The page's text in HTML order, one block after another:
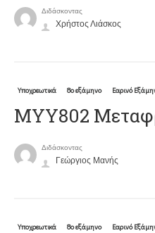
Διδάσκοντας
Χρήστος Λιάσκος
Υποχρεωτικά 8ο εξάμηνο Εαρινό
ΜΥΥ802
Διδάσκοντας
Γεώργιος Μανής
Υποχρεωτικά 8ο εξάμηνο Εαρινό